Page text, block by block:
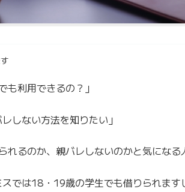
も利用できるの？」
しない方法を知りたい」
るのか、親バレしないのかと気になる
では18・19歳の学生でも借りられます